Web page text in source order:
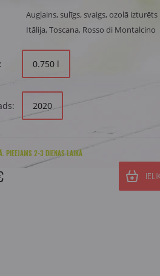
Augļains, sulīgs, svaigs, ozolā izturēts
Itālija, Toscana, Rosso di Montalcino
0.750 l
2020
PIEEJAMS 2-3 DIENAS LAIKĀ